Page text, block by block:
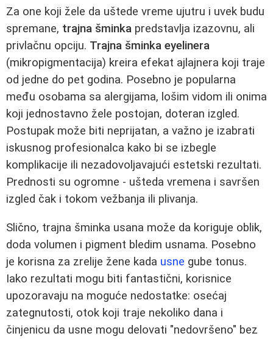
Za one koji žele da uštede vreme ujutru i uvek budu
spremane, trajna šminka predstavlja izazovnu, ali
privlačnu opciju. Trajna šminka eyelinera
(mikropigmentacija) kreira efekat ajlajnera koji traje
od jedne do pet godina. Posebno je popularna
među osobama sa alergijama, lošim vidom ili onima
koji jednostavno žele postojan, doteran izgled.
Postupak može biti neprijatan, a važno je izabrati
iskusnog profesionalca kako bi se izbegle
komplikacije ili nezadovoljavajući estetski rezultati.
Prednosti su ogromne - ušteda vremena i savršen
izgled čak i tokom vežbanja ili plivanja.
Slično, trajna šminka usana može da koriguje oblik,
doda volumen i pigment bledim usnama. Posebno
je korisna za zrelije žene kada usne gube tonus.
Iako rezultati mogu biti fantastični, korisnice
upozoravaju na moguće nedostatke: osećaj
zategnutosti, otok koji traje nekoliko dana i
činjenicu da usne mogu delovati "nedovršeno" bez